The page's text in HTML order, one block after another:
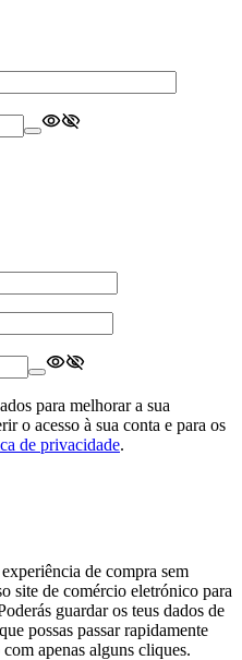
para melhorar a sua
o acesso à sua conta e para os
de privacidade.
de compra sem
site de comércio eletrónico para
guardar os teus dados de
possas passar rapidamente
apenas alguns cliques.